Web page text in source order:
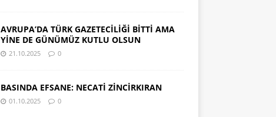
AVRUPA’DA TÜRK GAZETECİLİĞİ BİTTİ AMA
YİNE DE GÜNÜMÜZ KUTLU OLSUN
21.10.2025 0
BASINDA EFSANE: NECATİ ZİNCİRKIRAN
01.10.2025 0